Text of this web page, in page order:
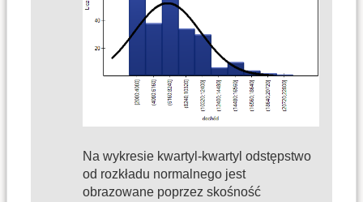
Na wykresie kwartyl-kwartyl odstępstwo
od rozkładu normalnego jest
obrazowane poprzez skośność